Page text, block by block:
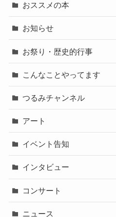
おススメの本
お知らせ
お祭り・歴史的行事
こんなことやってます
つるみチャンネル
アート
イベント告知
インタビュー
コンサート
ニュース